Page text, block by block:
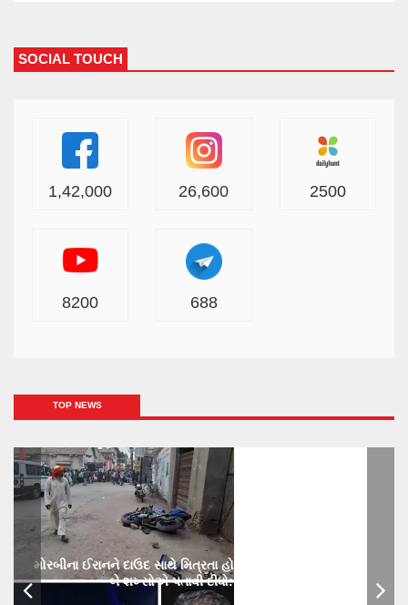
SOCIAL TOUCH
1,42,000 26,600 2500
8200 688
TOP NEWS
મોરબીના ઈરાનને દાઉદ સાથે મિત્રતા હોય છાતીમાં છરીનો ઘા ઝીકિને
બે શખ્સોએ પતાવી દીધો: ગુનો નોંધાયો